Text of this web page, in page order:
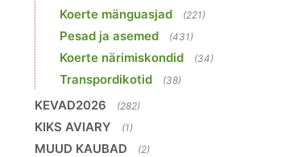
Koerte mänguasjad (221)
Pesad ja asemed (431)
Koerte närimiskondid (34)
Transpordikotid (38)
KEVAD2026 (282)
KIKS AVIARY (1)
MUUD KAUBAD (2)